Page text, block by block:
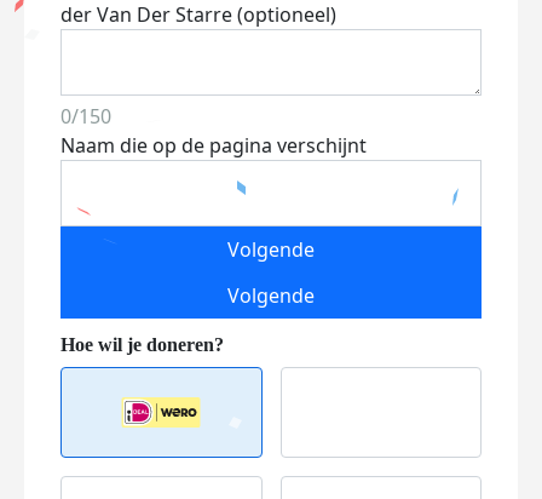
der Van Der Starre (optioneel)
0/150
Naam die op de pagina verschijnt
Volgende
Volgende